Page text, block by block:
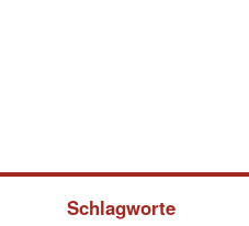
Schlagworte